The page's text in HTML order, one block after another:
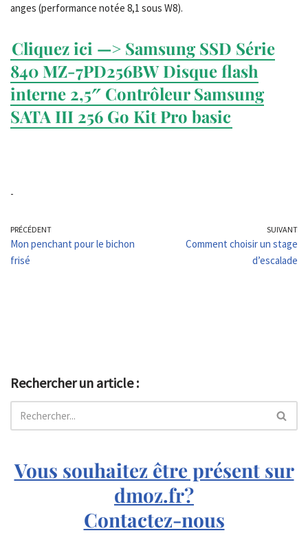
anges (performance notée 8,1 sous W8).
Cliquez ici —> Samsung SSD Série
840 MZ-7PD256BW Disque flash
interne 2,5″ Contrôleur Samsung
SATA III 256 Go Kit Pro basic
-
PRÉCÉDENT
Mon penchant pour le bichon
frisé
SUIVANT
Comment choisir un stage
d’escalade
Rechercher un article :
Vous souhaitez être présent sur
dmoz.fr?
Contactez-nous